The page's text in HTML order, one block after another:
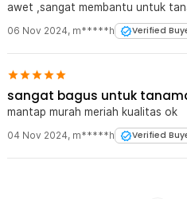
awet ,sangat membantu untuk
06 Nov 2024, m*****h Verified
sangat bagus untuk
mantap murah meriah kualitas ok
04 Nov 2024, m*****h Verified